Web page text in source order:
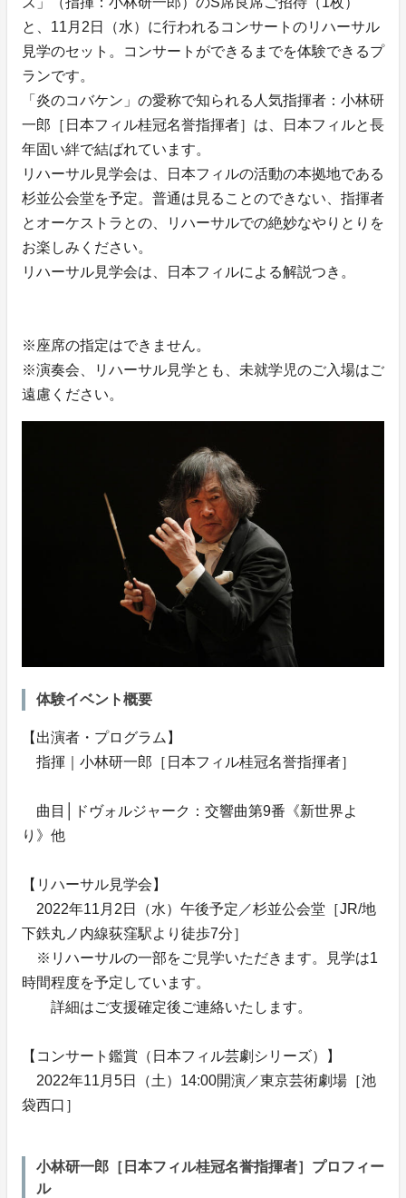
と、11月2日（水）に行われるコンサートのリハーサル
見学のセット。コンサートができるまでを体験できるプ
ランです。
「炎のコバケン」の愛称で知られる人気指揮者：小林研
一郎［日本フィル桂冠名誉指揮者］は、日本フィルと長
年固い絆で結ばれています。
リハーサル見学会は、日本フィルの活動の本拠地である
杉並公会堂を予定。普通は見ることのできない、指揮者
とオーケストラとの、リハーサルでの絶妙なやりとりを
お楽しみください。
リハーサル見学会は、日本フィルによる解説つき。
※座席の指定はできません。
※演奏会、リハーサル見学とも、未就学児のご入場はご
遠慮ください。
体験イベント概要
【出演者・プログラム】
指揮｜小林研一郎［日本フィル桂冠名誉指揮者］
曲目│ドヴォルジャーク：交響曲第9番《新世界よ
り》他
【リハーサル見学会】
2022年11月2日（水）午後予定／杉並公会堂［JR/地
下鉄丸ノ内線荻窪駅より徒歩7分］
※リハーサルの一部をご見学いただきます。見学は1
時間程度を予定しています。
詳細はご支援確定後ご連絡いたします。
【コンサート鑑賞（日本フィル芸劇シリーズ）】
2022年11月5日（土）14:00開演／東京芸術劇場［池
袋西口］
小林研一郎［日本フィル桂冠名誉指揮者］プロフィー
ル